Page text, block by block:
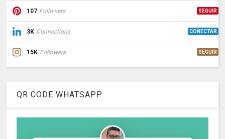
107 Followers SEGUIR
3K Connections CONECTAR
15K Followers SEGUIR
QR CODE WHATSAPP